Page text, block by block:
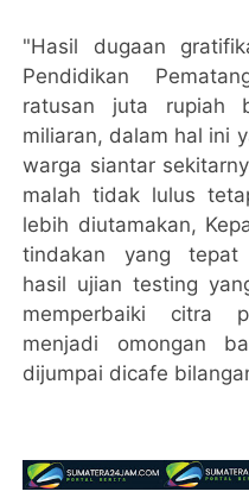
"Hasil dugaan
Pendidikan
ratusan juta rupiah
miliaran, dalam hal ini
warga siantar
malah tidak lulus
lebih diutamakan,
tindakan yang tepat
hasil ujian testing
memperbaiki citra
menjadi omongan
dijumpai dicafe